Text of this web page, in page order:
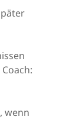
wenn